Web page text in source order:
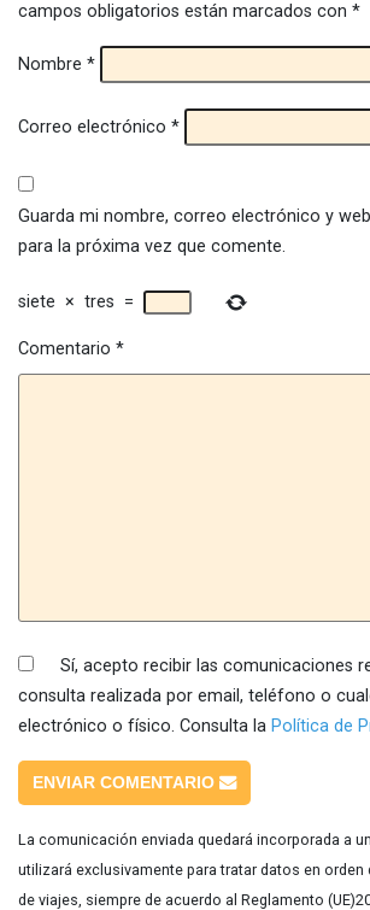
campos obligatorios están marcados con *
Nombre *
Correo electrónico *
Guarda mi nombre, correo electrónico y
para la próxima vez que comente.
siete × tres =
Comentario *
Sí, acepto recibir las comunicaciones
consulta realizada por email, teléfono o
electrónico o físico. Consulta la Política de
ENVIAR COMENTARIO
La comunicación enviada quedará incorporada a
utilizará exclusivamente para tratar datos en orden
de viajes, siempre de acuerdo al Reglamento